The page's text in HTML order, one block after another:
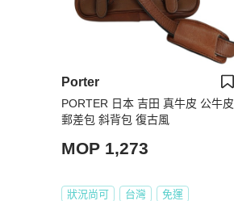
Porter
PORTER 日本 吉田 真牛皮 公牛皮
郵差包 斜背包 復古風
MOP 1,273
狀況尚可 台灣 免運